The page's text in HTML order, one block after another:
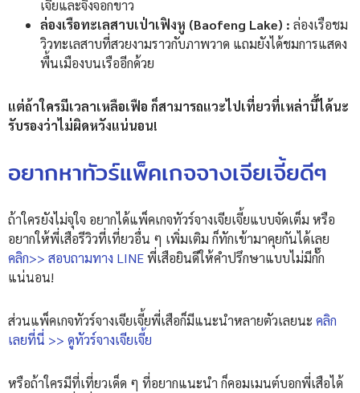
เจียและจิ้งจอกขาว
ล่องเรือทะเลสาบเป่าเฟิงหู (Baofeng Lake) : ล่องเรือชม
วิวทะเลสาบที่สวยงามราวกับภาพวาด แถมยังได้ชมการแสดง
พื้นเมืองบนเรืออีกด้วย
แต่ถ้าใครมีเวลาเหลือเฟือ ก็สามารถแวะไปเที่ยวที่เหล่านี้ได้นะ
รับรองว่าไม่ผิดหวังแน่นอน!
อยากหาทัวร์แพ็คเกจจางเจียเจี้ยดีๆ
ถ้าใครยังไม่จุใจ อยากได้แพ็คเกจทัวร์จางเจียเจี้ยแบบจัดเต็ม หรือ
อยากให้พี่เสือรีวิวที่เที่ยวอื่น ๆ เพิ่มเติม ก็ทักเข้ามาคุยกันได้เลย
คลิก>> สอบถามทาง LINEพี่เสือยินดีให้คำปรึกษาแบบไม่มีกั๊ก
แน่นอน!
ส่วนแพ็คเกจทัวร์จางเจียเจี้ยพี่เสือก็มีแนะนำหลายตัวเลยนะ คลิก
เลยที่นี่ >> ดูทัวร์จางเจียเจี้ย
หรือถ้าใครมีที่เที่ยวเด็ด ๆ ที่อยากแนะนำ ก็คอมเมนต์บอกพี่เสือได้